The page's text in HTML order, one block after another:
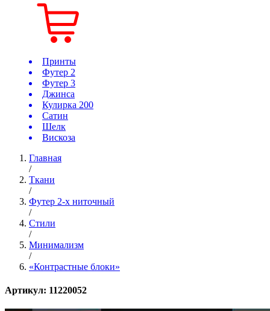
Принты
Футер 2
Футер 3
Джинса
Кулирка 200
Сатин
Шелк
Вискоза
Главная
/
Ткани
/
Футер 2-х ниточный
/
Стили
/
Минимализм
/
«Контрастные блоки»
Артикул: 11220052